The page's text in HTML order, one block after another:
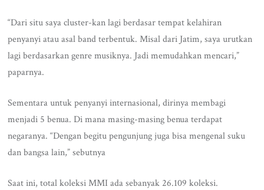
“Dari situ saya cluster-kan lagi berdasar tempat kelahiran
penyanyi atau asal band terbentuk. Misal dari Jatim, saya urutkan
lagi berdasarkan genre musiknya. Jadi memudahkan mencari,”
paparnya.
Sementara untuk penyanyi internasional, dirinya membagi
menjadi 5 benua. Di mana masing-masing benua terdapat
negaranya. “Dengan begitu pengunjung juga bisa mengenal suku
dan bangsa lain,” sebutnya
Saat ini, total koleksi MMI ada sebanyak 26.109 koleksi.